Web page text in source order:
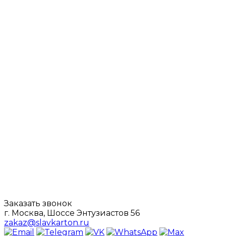
Заказать звонок
г. Москва, Шоссе Энтузиастов 56
zakaz@slavkarton.ru